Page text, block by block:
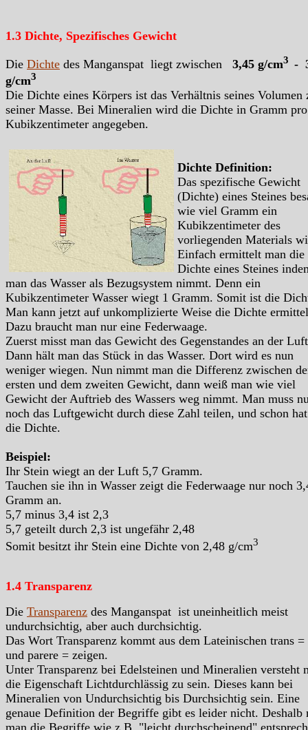
1.3 Dichte, Spezifisches Gewicht
Die Dichte des Manganspat liegt zwischen 3,45 g/cm3 -
g/cm3
Die Dichte eines Körpers ist das Verhältnis seines Volumen
seiner Masse. Bei Mineralien wird die Dichte in Gramm pro
Kubikzentimeter angegeben.
Dichte Definition:
Das spezifische Gewicht
(Dichte) eines Steines
wie viel Gramm ein
Kubikzentimeter des
vorliegenden Materials
Einfach ermittelt man die
Dichte eines Steines
man das Wasser als Bezugsystem nimmt. Denn ein
Kubikzentimeter Wasser wiegt 1 Gramm. Somit ist die
Man kann jetzt auf unkomplizierte Weise die Dichte
Dazu braucht man nur eine Federwaage.
Zuerst misst man das Gewicht des Gegenstandes an der
Dann hält man das Stück in das Wasser. Dort wird es nun
weniger wiegen. Nun nimmt man die Differenz zwischen
ersten und dem zweiten Gewicht, dann weiß man wie viel
Gewicht der Auftrieb des Wassers weg nimmt. Man muss
noch das Luftgewicht durch diese Zahl teilen, und schon
die Dichte.
Beispiel:
Ihr Stein wiegt an der Luft 5,7 Gramm.
Tauchen sie ihn in Wasser zeigt die Federwaage nur noch
Gramm an.
5,7 minus 3,4 ist 2,3
5,7 geteilt durch 2,3 ist ungefähr 2,48
Somit besitzt ihr Stein eine Dichte von 2,48 g/cm3
1.4 Transparenz
Die Transparenz des Manganspat ist uneinheitlich meist
undurchsichtig, aber auch durchsichtig.
Das Wort Transparenz kommt aus dem Lateinischen trans =
und parere = zeigen.
Unter Transparenz bei Edelsteinen und Mineralien versteht
die Eigenschaft Lichtdurchlässig zu sein. Dieses kann bei
Mineralien von Undurchsichtig bis Durchsichtig sein. Eine
genaue Definition der Begriffe gibt es leider nicht. Deshalb